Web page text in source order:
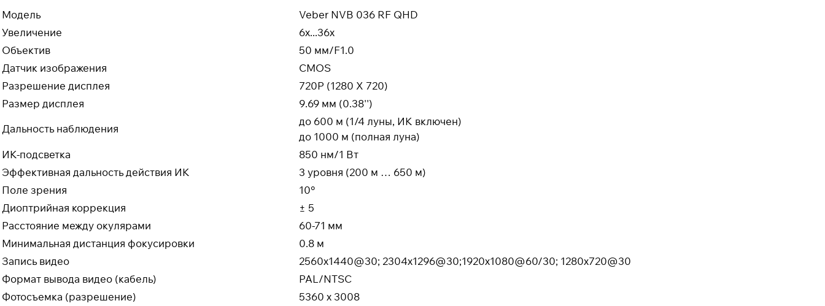
Модель
Veber NVB 036 RF QHD
Увеличение
6х...36х
Объектив
50 мм/F1.0
Датчик изображения
CMOS
Разрешение дисплея
720P (1280 X 720)
Размер дисплея
9.69 мм (0.38'')
Дальность наблюдения
до 600 м (1/4 луны, ИК включен)
до 1000 м (полная луна)
ИК-подсветка
850 нм/1 Вт
Эффективная дальность действия ИК
3 уровня (200 м … 650 м)
Поле зрения
10°
Диоптрийная коррекция
± 5
Расстояние между окулярами
60-71 мм
Минимальная дистанция фокусировки
0.8 м
Запись видео
2560х1440@30; 2304x1296@30;1920х1080@60/30; 1280x720@30
Формат вывода видео (кабель)
PAL/NTSC
Фотосъемка (разрешение)
5360 x 3008